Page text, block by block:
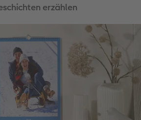
& Hilfe
Grußkarte
myPhotos
myPhotos
erzählen